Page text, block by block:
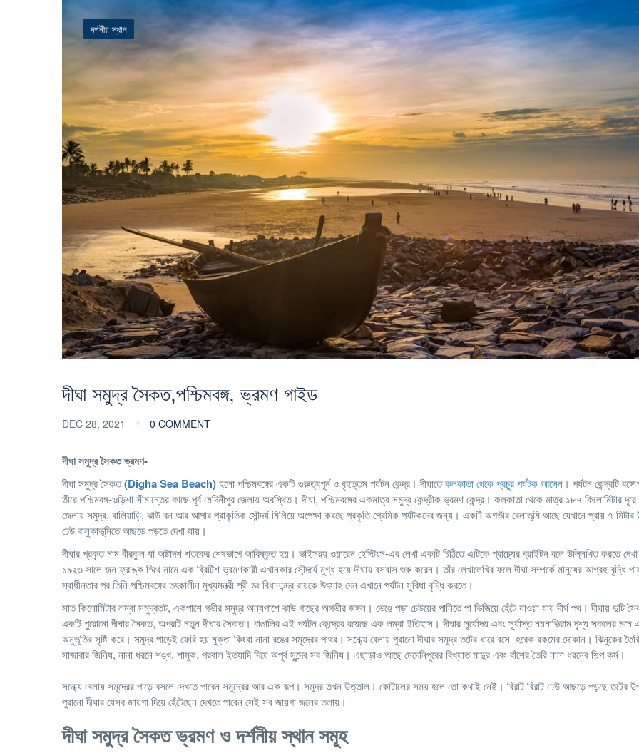
দর্শনীয় স্থান
দীঘা সমুদ্র সৈকত,পশ্চিমবঙ্গ, ভ্রমণ গাইড
DEC 28, 2021 0 COMMENT
দীঘা সমুদ্র সৈকত ভ্রমণ-
দীঘা সমুদ্র সৈকত(Digha Sea Beach)হলো পশ্চিমবঙ্গের একটি গুরুত্বপূর্ন ও বৃহত্তম পর্যটন কেন্দ্র। দীঘাতেকলকাতা থেকে প্রচুর পর্যটক আসেন । পর্যটন কেন্দ্রটি
তীরে পশ্চিমবঙ্গ-ওড়িশা সীমান্তের কাছে পূর্ব মেদিনীপুর জেলায় অবস্থিত। দীঘা, পশ্চিমবঙ্গের একমাত্র সমুদ্র কেন্দ্রীক ভ্রমণ কেন্দ্র। কলকাতা থেকে মাত্র ১৮৭ কিলোমিটার দূরে
জেলায় সমুদ্র, বালিয়াড়ি, ঝাউ বন আর আপার প্রাকৃতিক সৌন্দর্য মিলিয়ে অপেক্ষা করছে প্রকৃতি প্রেমিক পর্যটকদের জন্য। একটি অগভীর বেলাভূমি আছে যেখানে প্রায় ৭ মিটার
ঢেউ বালুকাভূমিতে আছড়ে পড়তে দেখা যায়।
দীঘার প্রকৃত নাম বীরকুল যা অষ্টাদশ শতকের শেষভাগে আবিষ্কৃত হয়। ভাইসরয় ওয়ারেন হেস্টিংস-এর লেখা একটি চিঠিতে এটিকে প্রাচ্যের ব্রাইটন বলে উল্লিখিত করতে
১৯২৩ সালে জন ফ্রাঙ্ক স্মিথ নামে এক ব্রিটিশ ভ্রমণকারী এখানকার সৌন্দর্যে মুগ্ধ হয়ে দীঘায় বসবাস শুরু করেন। তাঁর লেখালেখির ফলে দীঘা সম্পর্কে মানুষের আগ্রহ বৃদ্ধি
স্বাধীনতার পর তিনি পশ্চিমবঙ্গের তৎকালীন মুখ্যমন্ত্রী শ্রী ডঃ বিধানচন্দ্র রায়কে উৎসাহ দেন এখানে পর্যটন সুবিধা বৃদ্ধি করতে।
সাত কিলোমিটার লম্বা সমুদ্রতট, একপাশে গভীর সমুদ্র অন্যপাশে ঝাউ গাছের অগভীর জঙ্গল। ভেঙে পড়া ঢেউয়ের পানিতে পা ভিজিয়ে হেঁটে যাওয়া যায় দীর্ঘ পথ। দীঘায় দুটি
একটি পুরোনো দীঘার সৈকত, অপরটি নতুন দীঘার সৈকত। বাঙালির এই পর্যটন কেন্দ্রের রয়েছে এক লম্বা ইতিহাস। দীঘার সূর্যোদয় এবং সূর্যাস্ত নয়নাভিরাম দৃশ্য সকলের মনে
অনুভূতির সৃষ্টি করে। সমুদ্র পাড়েই ফেরি হয় মুক্তা কিংবা নানা রঙের সমুদ্রের পাথর। সন্ধ্যে বেলায় পুরানো দীঘার সমুদ্র তটের ধারে বসে হরেক রকমের দোকান। ঝিনুকের
সাজাবার জিনিষ, নানা ধরনে শঙ্খ, শামুক, প্রবাল ইত্যাদি দিয়ে অপূর্ব সুন্দের সব জিনিষ। এছাড়াও আছে মেদেনিপুরের বিখ্যাত মাদুর এবং বাঁশের তৈরি নানা ধরনের শিল্প কর্ম।
সন্ধ্যে বেলায় সমুদ্রের পাড়ে বসলে দেখতে পাবেন সমুদ্রের আর এক রূপ। সমুদ্র তখন উত্তাল। কোটালের সময় হলে তো কথাই নেই। বিরাট বিরাট ঢেউ আছড়ে পড়ছে তটের
পুরানো দীঘার যেসব জায়গা দিয়ে হেঁটেছেন দেখতে পাবেন সেই সব জায়গা জলের তলায়।
দীঘা সমুদ্র সৈকত ভ্রমণ ও দর্শনীয় স্থান সমূহ